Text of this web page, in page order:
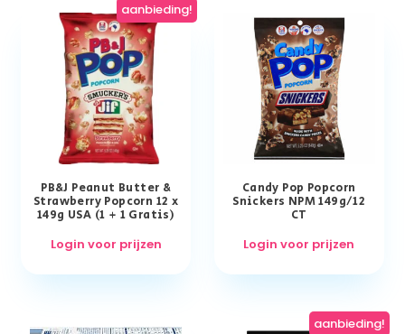
aanbieding!
PB&J Peanut Butter &
Strawberry Popcorn 12 x
149g USA (1 + 1 Gratis)
Login voor prijzen
Candy Pop Popcorn
Snickers NPM 149g/12
CT
Login voor prijzen
aanbieding!